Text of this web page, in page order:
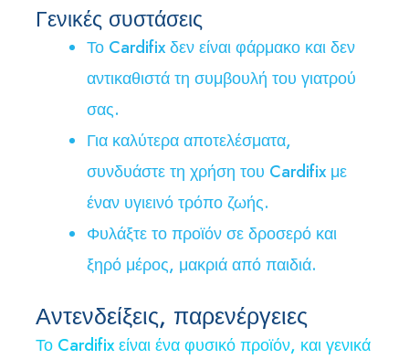
Γενικές συστάσεις
Το Cardifix δεν είναι φάρμακο και δεν
αντικαθιστά τη συμβουλή του γιατρού
σας.
Για καλύτερα αποτελέσματα,
συνδυάστε τη χρήση του Cardifix με
έναν υγιεινό τρόπο ζωής.
Φυλάξτε το προϊόν σε δροσερό και
ξηρό μέρος, μακριά από παιδιά.
Αντενδείξεις, παρενέργειες
Το Cardifix είναι ένα φυσικό προϊόν, και γενικά